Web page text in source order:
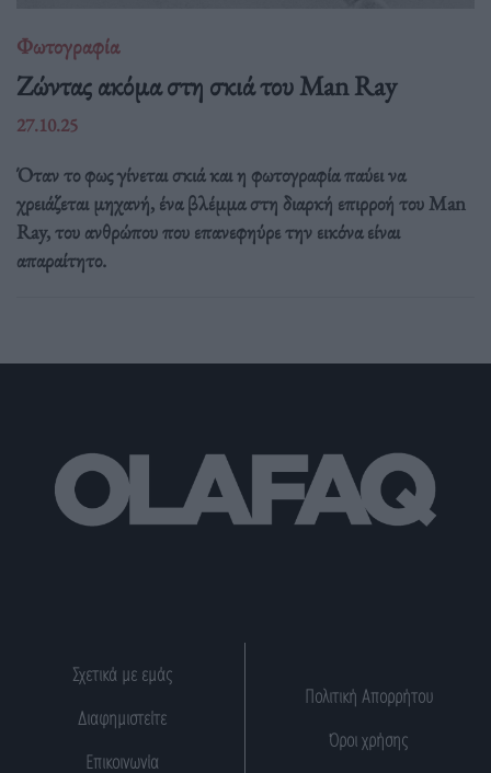
Φωτογραφία
Ζώντας ακόμα στη σκιά του Man Ray
27.10.25
Όταν το φως γίνεται σκιά και η φωτογραφία παύει να
χρειάζεται μηχανή, ένα βλέμμα στη διαρκή επιρροή του Man
Ray, του ανθρώπου που επανεφηύρε την εικόνα είναι
απαραίτητο.
Σχετικά με εμάς
Διαφημιστείτε
Επικοινωνία
Πολιτική Απορρήτου
Όροι χρήσης